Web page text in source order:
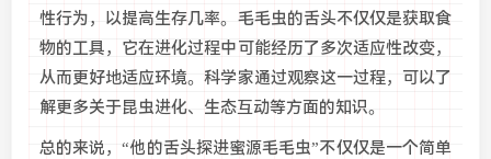
性行为，以提高生存几率。毛毛虫的舌头不仅仅是获取食
物的工具，它在进化过程中可能经历了多次适应性改变，
从而更好地适应环境。科学家通过观察这一过程，可以了
解更多关于昆虫进化、生态互动等方面的知识。
总的来说，“他的舌头探进蜜源毛毛虫”不仅仅是一个简单